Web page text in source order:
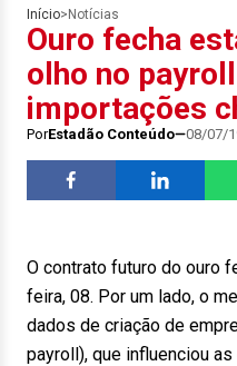
Início> Notícias
Ouro fecha
olho no
importações
PorEstadão Conteúdo 08/07/
O contrato futuro do ouro
feira, 08. Por um lado, o
dados de criação de
payroll), que influenciou